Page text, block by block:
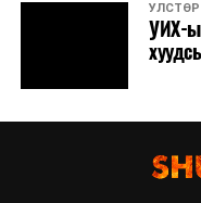
УИХ-